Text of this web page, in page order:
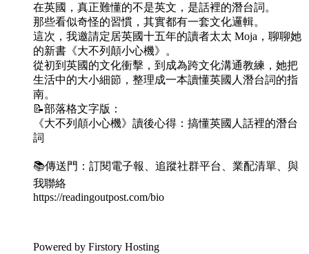
在英國，真正難懂的不是英文，是話裡的潛台詞。
那些看似奇怪的習慣，其實都有一套文化邏輯。
這次，我邀請定居英國十五年的讀者太太 Moja，聊聊她
的新書《大不列顛小心機》。
從初到英國的文化衝擊，到成為跨文化溝通教練，她把
生活中的大小細節，整理成一本讀懂英國人潛台詞的指
南。
📝部落格文字版：
《大不列顛小心機》讀後心得：搞懂英國人話裡的潛台
詞
📚傳送門：訂閱電子報、追蹤社群平台、業配清單、與
我聯絡
https://readingoutpost.com/bio
Powered by Firstory Hosting